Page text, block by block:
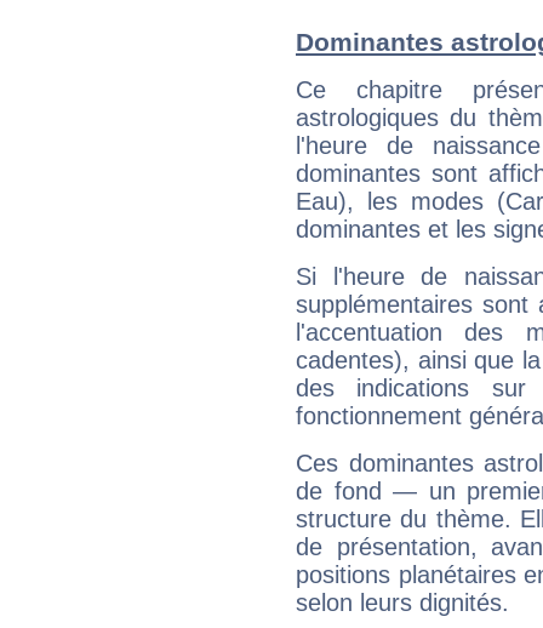
Dominantes
Ce chapitre
astrologiques du
l'heure de
dominantes sont
Eau), les modes
dominantes et les
Si l'heure de
supplémentaires sont
l'accentuation des
cadentes), ainsi que
des indications sur
fonctionnement
Ces dominantes
de fond — un
structure du thème.
de présentation,
positions planétaires
selon leurs dignités.